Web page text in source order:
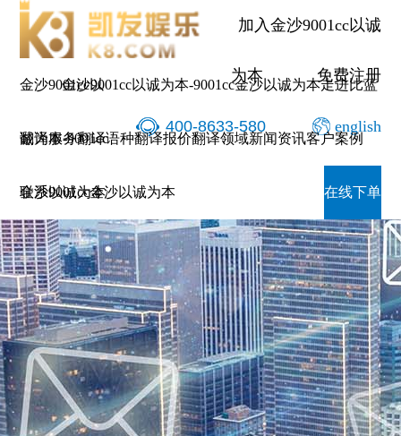
加入金沙9001cc以诚
为本 免费注册
400-8633-580 english
金沙9001cc以
诚为本-9001cc
金沙以诚为本
金沙9001cc以诚为本-9001cc金沙以诚为本走进比蓝
翻译服务翻译语种翻译报价翻译领域新闻资讯客户案例
联系9001cc金沙以诚为本 在线下单